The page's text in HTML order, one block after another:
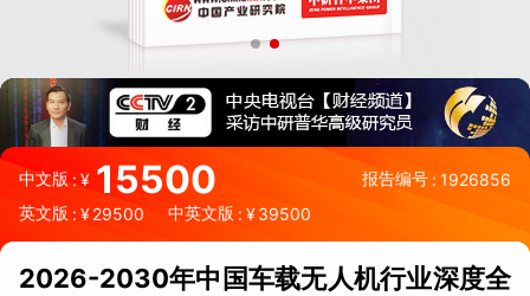
中文版:¥ 15500 报告编号 : 1926856
英文版 : ¥29500 中英文版 : ¥39500
2026-2030年中国车载无人机行业深度全
27年研究经验，深度洞察行业驱动力
多元化、高学历的实战型精英团队